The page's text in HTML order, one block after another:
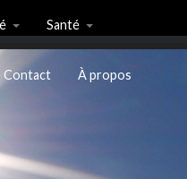
Santé
Contact À propos